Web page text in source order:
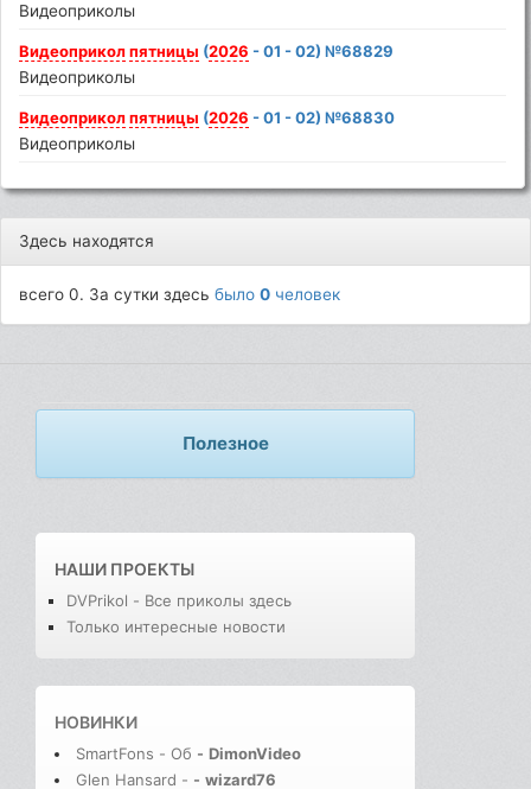
Видеоприколы
Видеоприкол пятницы (2026 - 01 - 02) №68829
Видеоприколы
Видеоприкол пятницы (2026 - 01 - 02) №68830
Видеоприколы
Здесь находятся
всего 0. За сутки здесьбыло0 человек
Полезное
НАШИ ПРОЕКТЫ
DVPrikol - Все приколы здесь
Только интересные новости
НОВИНКИ
SmartFons - Об - DimonVideo
Glen Hansard - - wizard76